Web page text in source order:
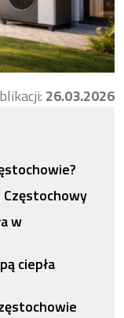
26.03.2026
Częstochowy
w
ciepła